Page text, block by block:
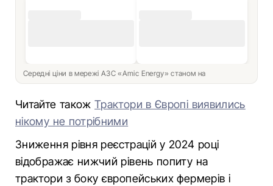
Середні ціни в мережі АЗС «Amic Energy» станом на
Читайте такожТрактори в Європі виявились
нікому не потрібними
Зниження рівня реєстрацій у 2024 році
відображає нижчий рівень попиту на
трактори з боку європейських фермерів і